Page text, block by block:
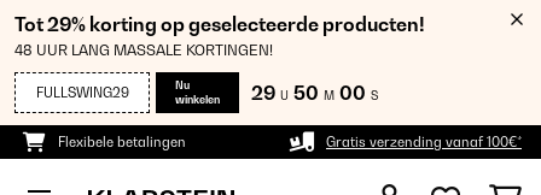
Tot 29% korting op geselecteerde producten!
48 UUR LANG MASSALE KORTINGEN!
FULLSWING29
Nu
winkelen
29 U 49 M 59 S
Flexibele betalingen Gratis verzending vanaf 100€*